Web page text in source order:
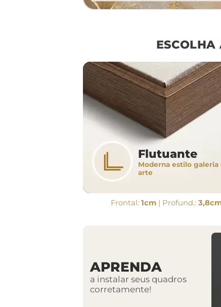
Flutuante
Moderna estilo galeria
arte
Frontal: 1cm| Profund.:
APRENDA
a instalar seus quadros
corretamente!